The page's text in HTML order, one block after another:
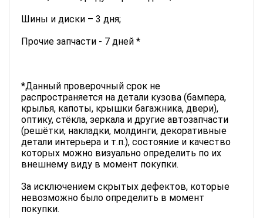
Шины и диски – 3 дня;
Прочие запчасти - 7 дней *
*Данный проверочный срок не
распространяется на детали кузова (бампера,
крылья, капоты, крышки багажника, двери),
оптику, стёкла, зеркала и другие автозапчасти
(решётки, накладки, молдинги, декоративные
детали интерьера и т.п.), состояние и качество
которых можно визуально определить по их
внешнему виду в момент покупки.
За исключением скрытых дефектов, которые
невозможно было определить в момент
покупки.